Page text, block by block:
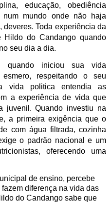
educação, obediência
mundo onde não haja
deveres. Toda experiência da
do Candango quando
seu dia a dia.
quando iniciou sua vida
respeitando o seu
vida politica entendia as
a experiência de vida que
juvenil. Quando investiu na
a primeira exigência que o
com água filtrada, cozinha
o padrão nacional e um
oferecendo uma
de ensino, percebe
diferença na vida das
do Candango sabe que